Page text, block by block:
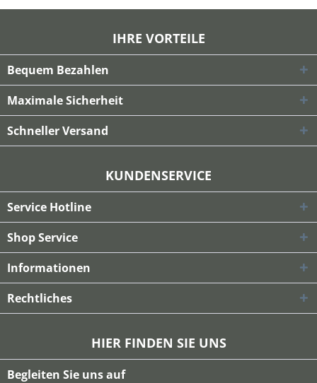
IHRE VORTEILE
Bequem Bezahlen
Maximale Sicherheit
Schneller Versand
KUNDENSERVICE
Service Hotline
Shop Service
Informationen
Rechtliches
HIER FINDEN SIE UNS
Begleiten Sie uns auf